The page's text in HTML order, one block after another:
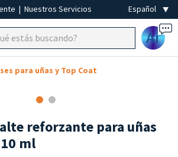
| Nuestros Servicios
Ai
para uñas y Top Coat
reforzante para uñas
ml